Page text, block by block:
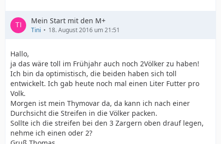
Mein Start mit den M+
Tini 18. August 2016 um 21:51
Hallo,
ja das wäre toll im Frühjahr auch noch 2Völker zu haben!
Ich bin da optimistisch, die beiden haben sich toll
entwickelt. Ich gab heute noch mal einen Liter Futter pro
Volk.
Morgen ist mein Thymovar da, da kann ich nach einer
Durchsicht die Streifen in die Völker packen.
Sollte ich die streifen bei den 3 Zargern oben drauf legen,
nehme ich einen oder 2?